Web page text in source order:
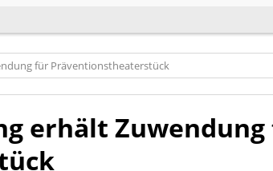
für Präventionstheaterstück
erhält